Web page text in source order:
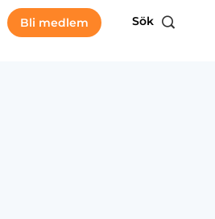
Bli medlem Sök